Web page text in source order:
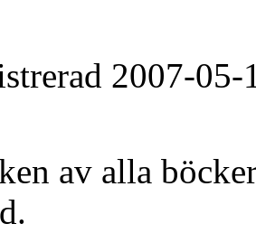
2007-05-
av alla